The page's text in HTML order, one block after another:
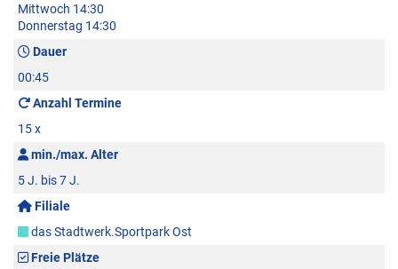
Mittwoch 14:30
Donnerstag 14:30
Dauer
00:45
Anzahl Termine
15 x
min./max. Alter
5 J. bis 7 J.
Filiale
das Stadtwerk.Sportpark Ost
Freie Plätze